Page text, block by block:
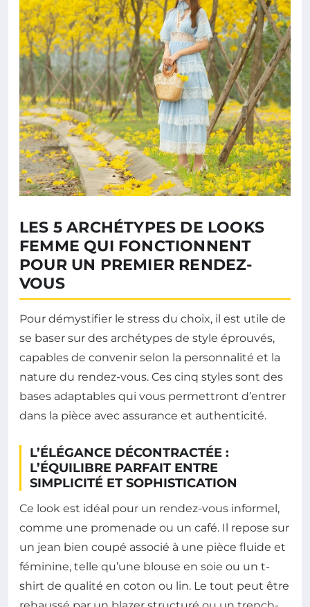
LES 5 ARCHÉTYPES DE LOOKS
FEMME QUI FONCTIONNENT
POUR UN PREMIER RENDEZ-
VOUS
Pour démystifier le stress du choix, il est utile de
se baser sur des archétypes de style éprouvés,
capables de convenir selon la personnalité et la
nature du rendez-vous. Ces cinq styles sont des
bases adaptables qui vous permettront d’entrer
dans la pièce avec assurance et authenticité.
L’ÉLÉGANCE DÉCONTRACTÉE :
L’ÉQUILIBRE PARFAIT ENTRE
SIMPLICITÉ ET SOPHISTICATION
Ce look est idéal pour un rendez-vous informel,
comme une promenade ou un café. Il repose sur
un jean bien coupé associé à une pièce fluide et
féminine, telle qu’une blouse en soie ou un t-
shirt de qualité en coton ou lin. Le tout peut être